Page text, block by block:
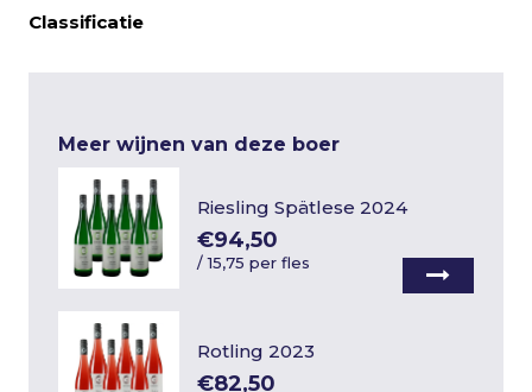
Classificatie
Meer wijnen van deze boer
Riesling Spätlese 2024
€94,50
/15,75 per fles
Rotling 2023
€82,50